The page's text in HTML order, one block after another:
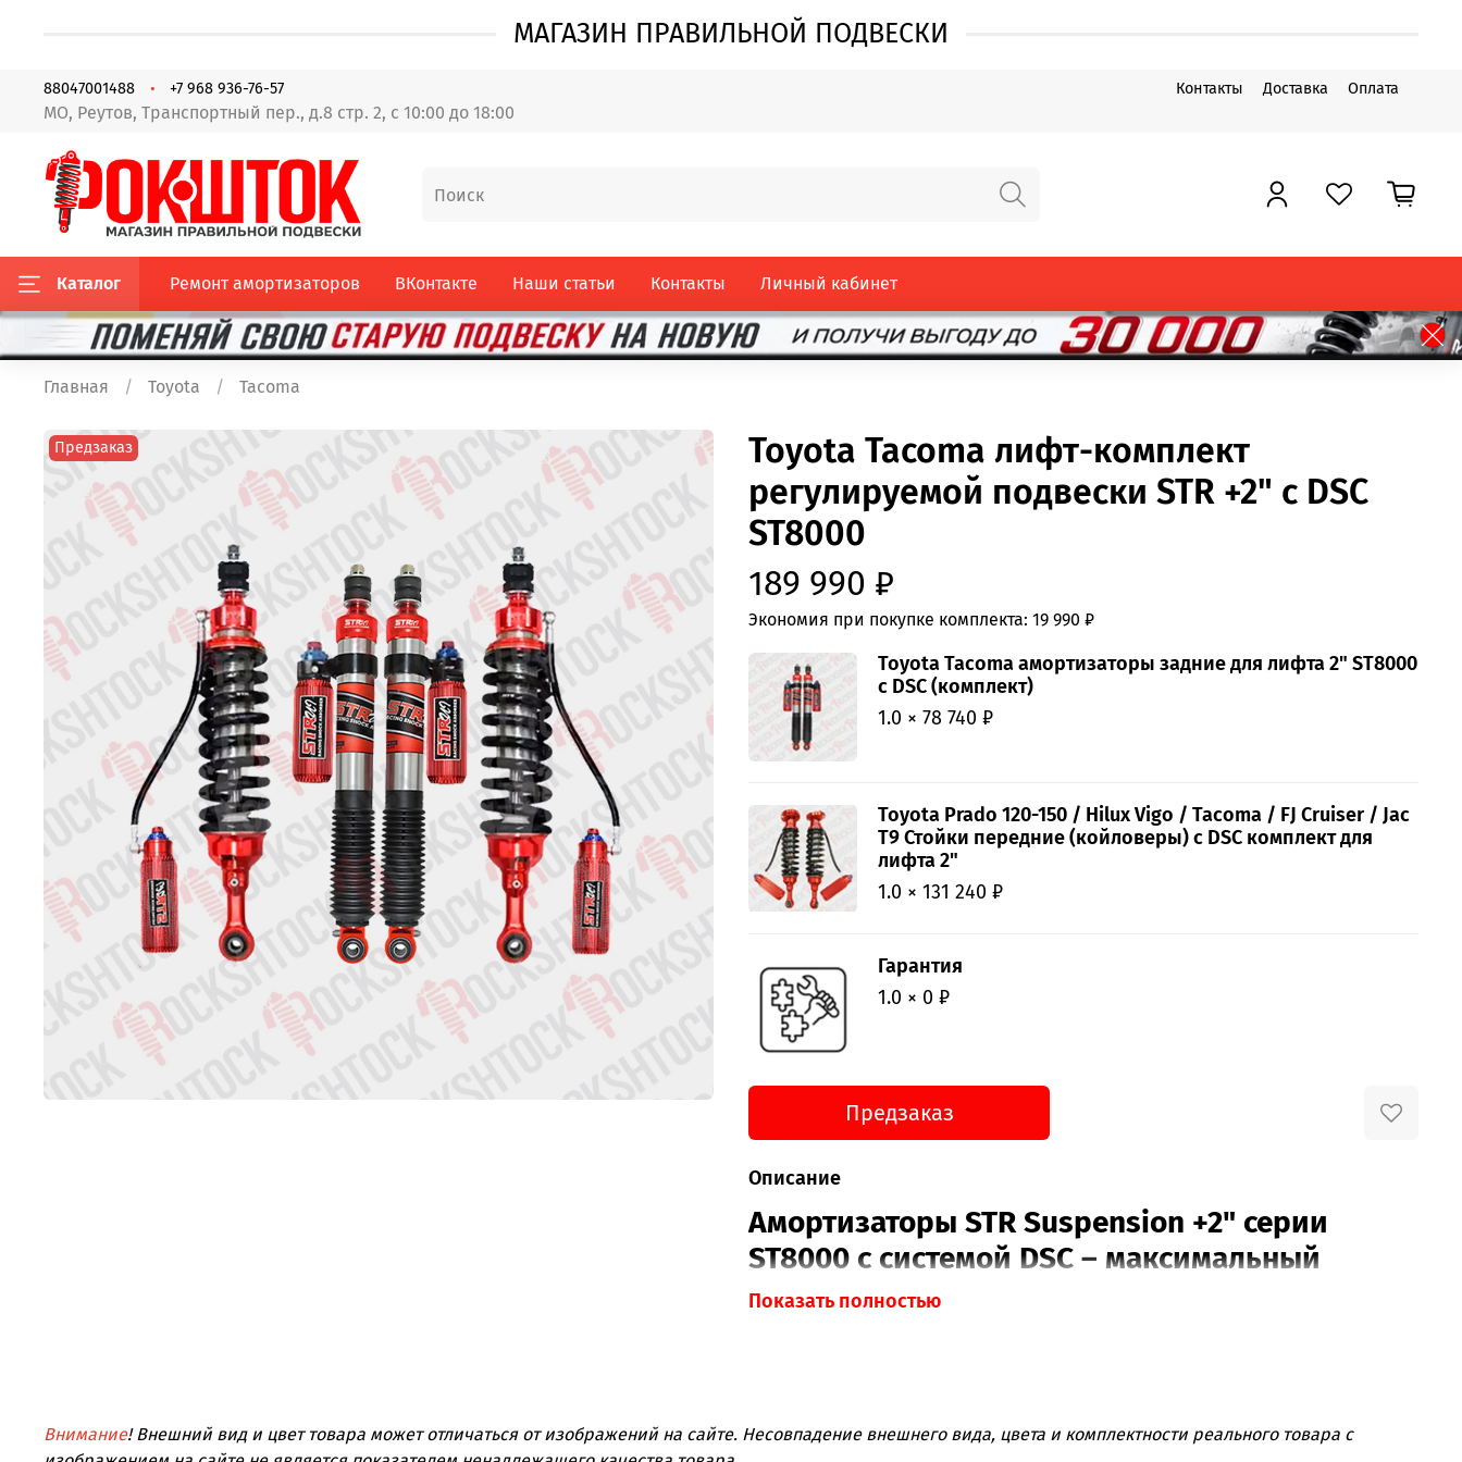
МАГАЗИН ПРАВИЛЬНОЙ ПОДВЕСКИ
Контакты Доставка Оплата
МО, Реутов, Транспортный пер., д.8 стр. 2, с 10:00 до 18:00
88047001488 +7 968 936-76-57
Каталог Ремонт амортизаторов ВКонтакте Наши статьи Контакты Личный кабинет
Главная Toyota Tacoma
Предзаказ
Toyota Tacoma лифт-комплект
регулируемой подвески STR +2" с DSC
ST8000
189 990 ₽
Экономия при покупке комплекта: 19 990 ₽
Toyota Tacoma амортизаторы задние для лифта 2" ST8000
с DSC (комплект)
1.0 × 78 740 ₽
Toyota Prado 120-150 / Hilux Vigo / Tacoma / FJ Cruiser / Jac
T9 Стойки передние (койловеры) с DSC комплект для
лифта 2"
1.0 × 131 240 ₽
Гарантия
1.0 × 0 ₽
Предзаказ
Описание
Амортизаторы STR Suspension +2" серии
ST8000 с системой DSC – максимальный
контроль над подвеской!
любых условиях, то серия ST8000 с системой DSC (Dual Speed
Показать полностью
Внимание! Внешний вид и цвет товара может отличаться от изображений на сайте. Несовпадение внешнего вида, цвета и комплектности реального товара с